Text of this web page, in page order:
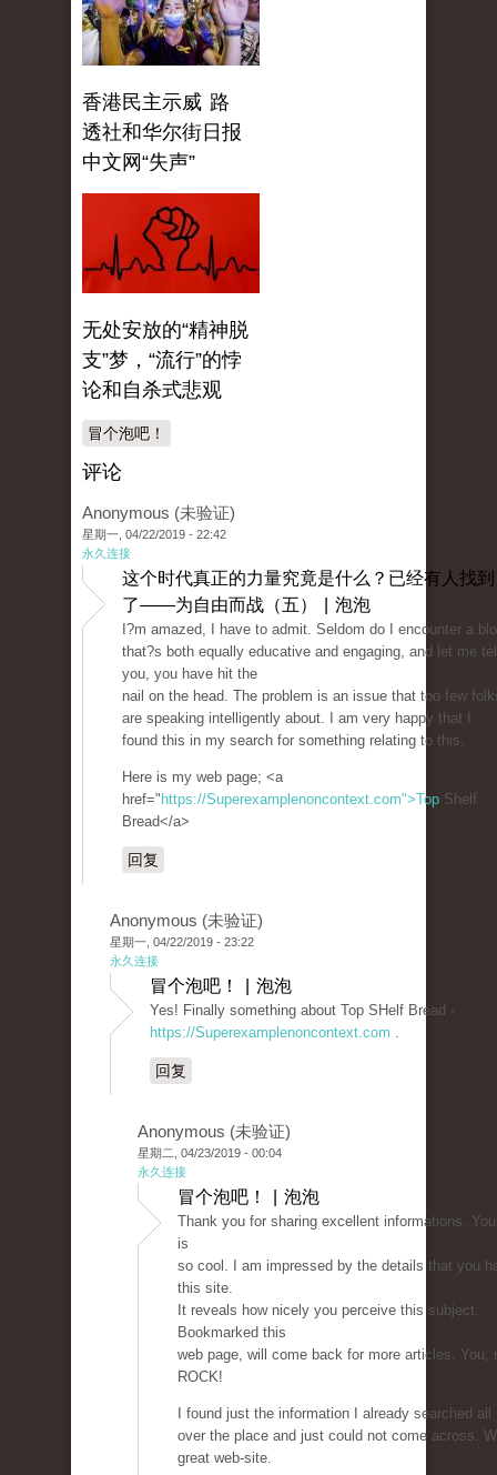
香港民主示威 路
透社和华尔街日报
中文网“失声”
无处安放的“精神脱
支”梦，“流行”的悖
论和自杀式悲观
冒个泡吧！
评论
Anonymous (未验证)
星期一, 04/22/2019 - 22:42
永久连接
这个时代真正的力量究竟是什么？已经有人找到
了——为自由而战（五） | 泡泡
I?m amazed, I have to admit. Seldom do I encounter a
that?s both equally educative and engaging, and let me
you, you have hit the
nail on the head. The problem is an issue that too few
are speaking intelligently about. I am very happy that I
found this in my search for something relating to this.
Here is my web page; <a
href=" https://Superexamplenoncontext.com">Top Shelf
Bread</a>
回复
Anonymous (未验证)
星期一, 04/22/2019 - 23:22
永久连接
冒个泡吧！ | 泡泡
Yes! Finally something about Top SHelf Bread -
https://Superexamplenoncontext.com .
回复
Anonymous (未验证)
星期二, 04/23/2019 - 00:04
永久连接
冒个泡吧！ | 泡泡
Thank you for sharing excellent informations.
is
so cool. I am impressed by the details that you
this site.
It reveals how nicely you perceive this subject.
Bookmarked this
web page, will come back for more articles. You,
ROCK!
I found just the information I already searched all
over the place and just could not come across.
great web-site.